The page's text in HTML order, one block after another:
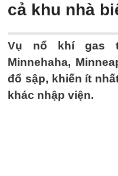
cả khu nhà
Vụ nổ khí gas
Minnehaha,
đổ sập, khiến ít
khác nhập viện.